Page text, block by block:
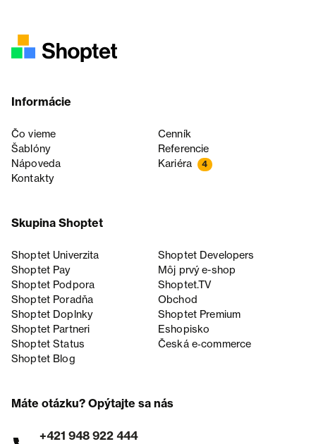
Informácie
Čo vieme
Cenník
Šablóny
Referencie
Nápoveda
Kariéra 4
Kontakty
Skupina Shoptet
Shoptet Univerzita
Shoptet Developers
Shoptet Pay
Môj prvý e-shop
Shoptet Podpora
Shoptet.TV
Shoptet Poradňa
Obchod
Shoptet Doplnky
Shoptet Premium
Shoptet Partneri
Eshopisko
Shoptet Status
Česká e‑commerce
Shoptet Blog
Máte otázku? Opýtajte sa nás
+421 948 922 444